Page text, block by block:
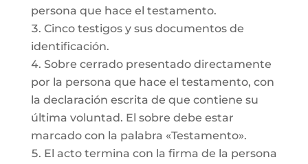
persona que hace el testamento.
Cinco testigos y sus documentos de
identificación.
Sobre cerrado presentado directamente
por la persona que hace el testamento, con
la declaración escrita de que contiene su
última voluntad. El sobre debe estar
marcado con la palabra «Testamento».
El acto termina con la firma de la persona